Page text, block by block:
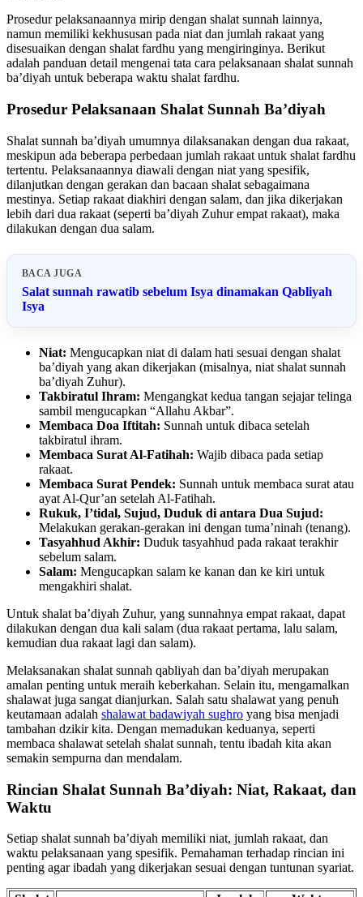
Prosedur pelaksanaannya mirip dengan shalat sunnah lainnya,
namun memiliki kekhususan pada niat dan jumlah rakaat yang
disesuaikan dengan shalat fardhu yang mengiringinya. Berikut
adalah panduan detail mengenai tata cara pelaksanaan shalat sunnah
ba’diyah untuk beberapa waktu shalat fardhu.
Prosedur Pelaksanaan Shalat Sunnah Ba’diyah
Shalat sunnah ba’diyah umumnya dilaksanakan dengan dua rakaat,
meskipun ada beberapa perbedaan jumlah rakaat untuk shalat fardhu
tertentu. Pelaksanaannya diawali dengan niat yang spesifik,
dilanjutkan dengan gerakan dan bacaan shalat sebagaimana
mestinya. Setiap rakaat diakhiri dengan salam, dan jika dikerjakan
lebih dari dua rakaat (seperti ba’diyah Zuhur empat rakaat), maka
dilakukan dengan dua salam.
BACA JUGA
Salat sunnah rawatib sebelum Isya dinamakan Qabliyah
Isya
Niat: Mengucapkan niat di dalam hati sesuai dengan shalat
ba’diyah yang akan dikerjakan (misalnya, niat shalat sunnah
ba’diyah Zuhur).
Takbiratul Ihram: Mengangkat kedua tangan sejajar telinga
sambil mengucapkan “Allahu Akbar”.
Membaca Doa Iftitah: Sunnah untuk dibaca setelah
takbiratul ihram.
Membaca Surat Al-Fatihah: Wajib dibaca pada setiap
rakaat.
Membaca Surat Pendek: Sunnah untuk membaca surat atau
ayat Al-Qur’an setelah Al-Fatihah.
Rukuk, I’tidal, Sujud, Duduk di antara Dua Sujud:
Melakukan gerakan-gerakan ini dengan tuma’ninah (tenang).
Tasyahhud Akhir: Duduk tasyahhud pada rakaat terakhir
sebelum salam.
Salam: Mengucapkan salam ke kanan dan ke kiri untuk
mengakhiri shalat.
Untuk shalat ba’diyah Zuhur, yang sunnahnya empat rakaat, dapat
dilakukan dengan dua kali salam (dua rakaat pertama, lalu salam,
kemudian dua rakaat lagi dan salam).
Melaksanakan shalat sunnah qabliyah dan ba’diyah merupakan
amalan penting untuk meraih keberkahan. Selain itu, mengamalkan
shalawat juga sangat dianjurkan. Salah satu shalawat yang penuh
keutamaan adalah shalawat badawiyah sughro yang bisa menjadi
tambahan dzikir kita. Dengan memadukan keduanya, seperti
membaca shalawat setelah shalat sunnah, tentu ibadah kita akan
semakin sempurna dan mendalam.
Rincian Shalat Sunnah Ba’diyah: Niat, Rakaat, dan
Waktu
Setiap shalat sunnah ba’diyah memiliki niat, jumlah rakaat, dan
waktu pelaksanaan yang spesifik. Pemahaman terhadap rincian ini
penting agar ibadah yang dikerjakan sesuai dengan tuntunan syariat.